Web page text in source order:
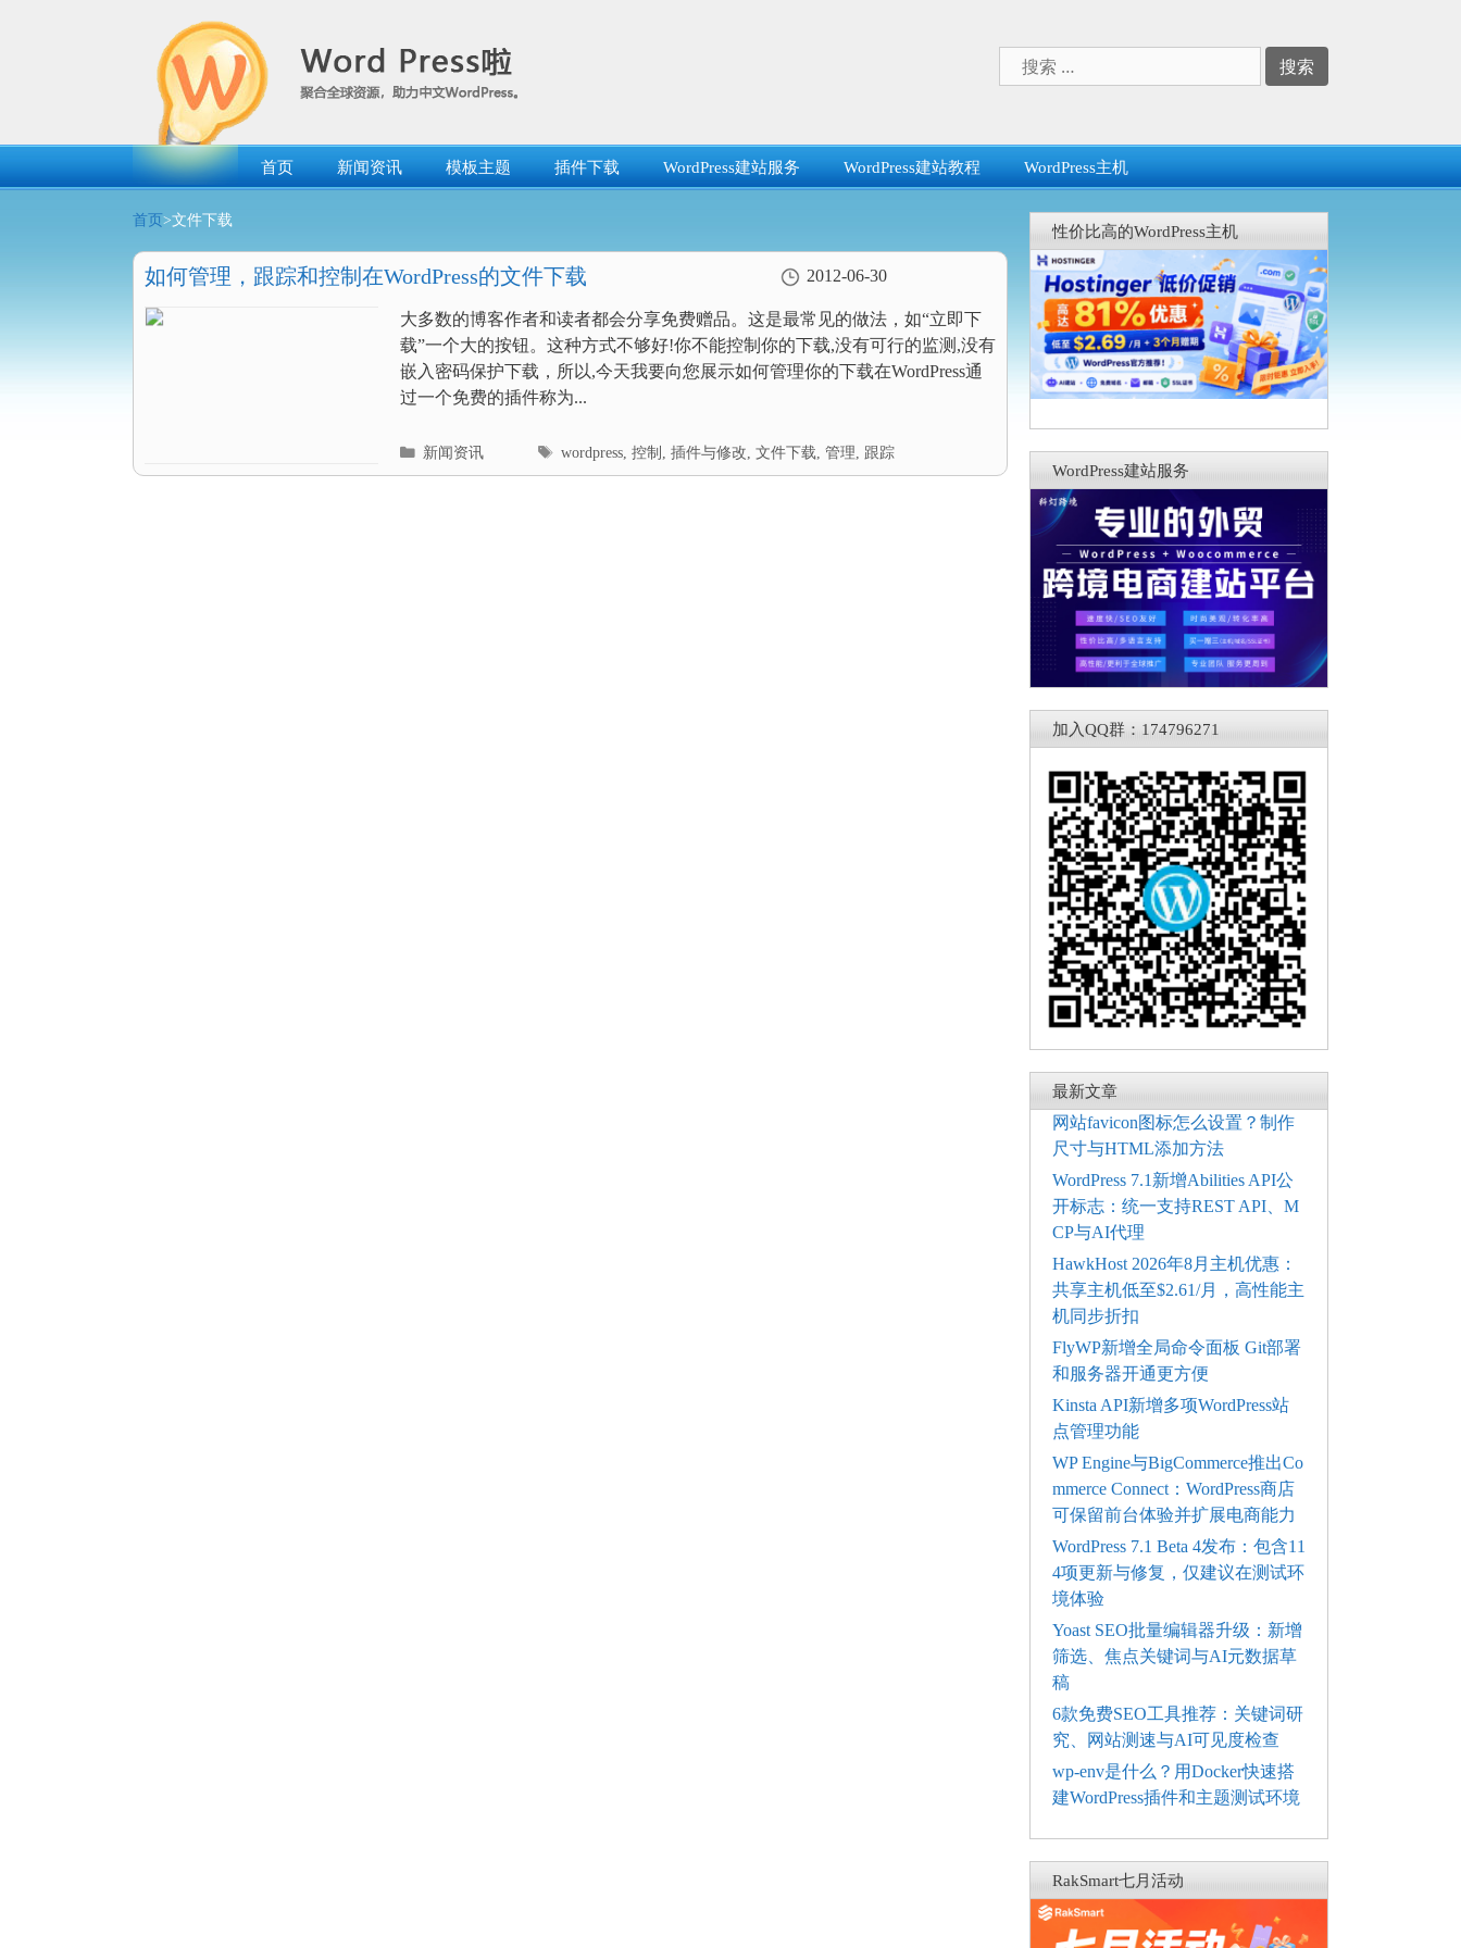
索：
首页 新闻资讯 模板主题 插件下载 WordPress建站服务 WordPress建站教程 WordPress主机
首页 >文件下载
如何管理，跟踪和控制在WordPress的文件下载 2012-06-30
大多数的博客作者和读者都会分享免费赠品。这是最常见的做法，如“立即下
载”一个大的按钮。这种方式不够好!你不能控制你的下载,没有可行的监测,没有
嵌入密码保护下载，所以,今天我要向您展示如何管理你的下载在WordPress通
过一个免费的插件称为...
分
类
新闻资讯
标
签
wordpress,控制 ,插件与修改,文件下载,管理, 跟踪
性价比高的WordPress主机
WordPress建站服务
加入QQ群：174796271
最新文章
网站favicon图标怎么设置？制作
尺寸与HTML添加方法
WordPress 7.1新增Abilities API公
开标志：统一支持REST API、M
CP与AI代理
HawkHost 2026年8月主机优惠：
共享主机低至$2.61/月，高性能主
机同步折扣
FlyWP新增全局命令面板 Git部署
和服务器开通更方便
Kinsta API新增多项WordPress站
点管理功能
WP Engine与BigCommerce推出Co
mmerce Connect：WordPress商店
可保留前台体验并扩展电商能力
WordPress 7.1 Beta 4发布：包含11
4项更新与修复，仅建议在测试环
境体验
Yoast SEO批量编辑器升级：新增
筛选、焦点关键词与AI元数据草
稿
6款免费SEO工具推荐：关键词研
究、网站测速与AI可见度检查
wp-env是什么？用Docker快速搭
建WordPress插件和主题测试环境
RakSmart七月活动